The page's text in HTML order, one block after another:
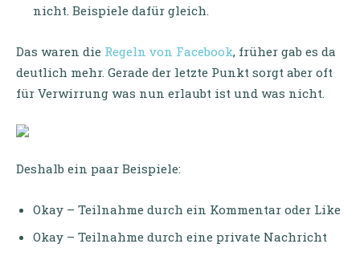
nicht. Beispiele dafür gleich.
Das waren die Regeln von Facebook, früher gab es da
deutlich mehr. Gerade der letzte Punkt sorgt aber oft
für Verwirrung was nun erlaubt ist und was nicht.
Deshalb ein paar Beispiele:
Okay – Teilnahme durch ein Kommentar oder Like
Okay – Teilnahme durch eine private Nachricht